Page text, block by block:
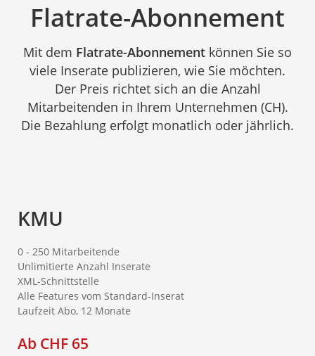
Flatrate-Abonnement
Mit dem Flatrate-Abonnement können Sie so
viele Inserate publizieren, wie Sie möchten.
Der Preis richtet sich an die Anzahl
Mitarbeitenden in Ihrem Unternehmen (CH).
Die Bezahlung erfolgt monatlich oder jährlich.
KMU
0 - 250 Mitarbeitende
Unlimitierte Anzahl Inserate
XML-Schnittstelle
Alle Features vom Standard-Inserat
Laufzeit Abo, 12 Monate
Ab CHF 65